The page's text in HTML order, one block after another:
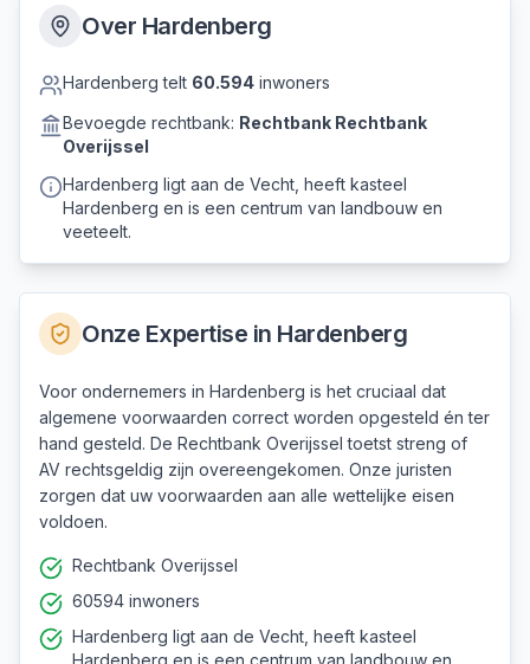
Over Hardenberg
Hardenberg telt 60.594 inwoners
Bevoegde rechtbank: Rechtbank Rechtbank
Overijssel
Hardenberg ligt aan de Vecht, heeft kasteel
Hardenberg en is een centrum van landbouw en
veeteelt.
Onze Expertise in Hardenberg
Voor ondernemers in Hardenberg is het cruciaal dat
algemene voorwaarden correct worden opgesteld én ter
hand gesteld. De Rechtbank Overijssel toetst streng of
AV rechtsgeldig zijn overeengekomen. Onze juristen
zorgen dat uw voorwaarden aan alle wettelijke eisen
voldoen.
Rechtbank Overijssel
60594 inwoners
Hardenberg ligt aan de Vecht, heeft kasteel
Hardenberg en is een centrum van landbouw en